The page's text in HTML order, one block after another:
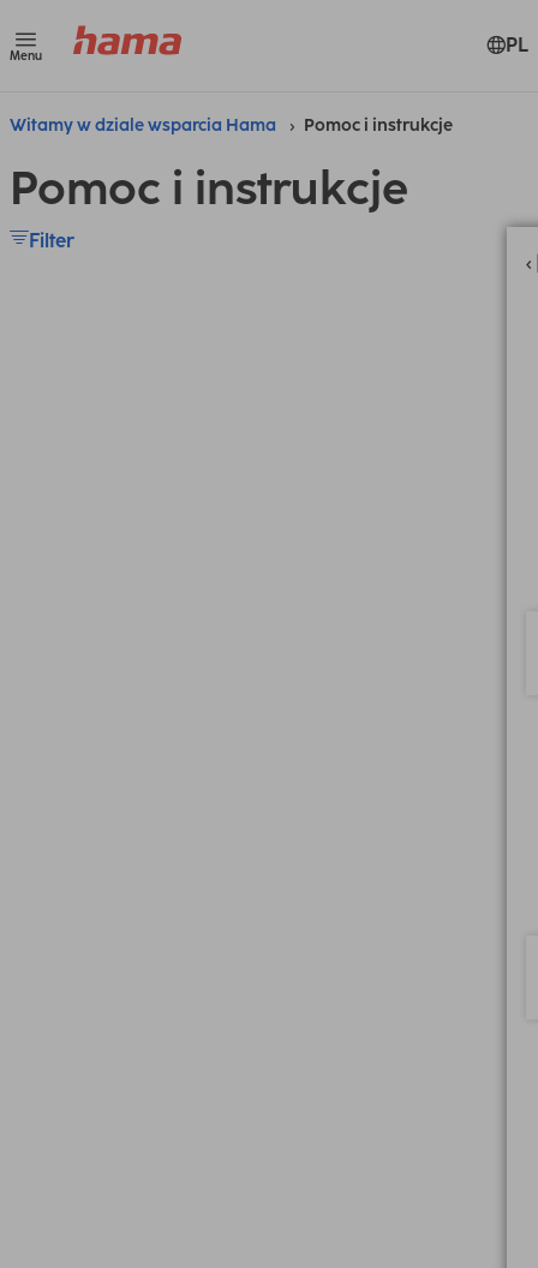
Menu PL
Witamy w dziale wsparcia Hama Pomoc i instrukcje
Pomoc i instrukcje
Filter